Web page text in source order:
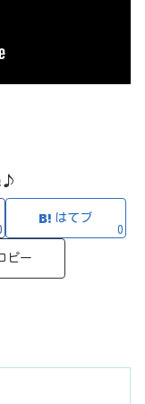
♪
はてブ
0
ピー